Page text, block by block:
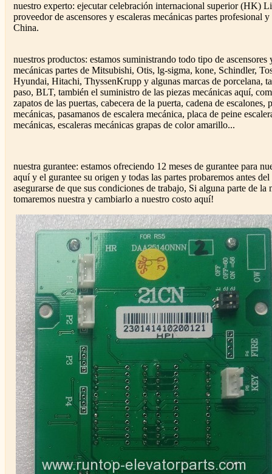
nuestro experto: ejecutar celebración internacional superior (HK)
proveedor de ascensores y escaleras mecánicas partes profesional
China.
nuestros productos: estamos suministrando todo tipo de ascensores
mecánicas partes de Mitsubishi, Otis, lg-sigma, kone, Schindler,
Hyundai, Hitachi, ThyssenKrupp y algunas marcas de porcelana,
paso, BLT, también el suministro de las piezas mecánicas aquí,
zapatos de las puertas, cabecera de la puerta, cadena de escalones,
mecánicas, pasamanos de escalera mecánica, placa de peine
mecánicas, escaleras mecánicas grapas de color amarillo...
nuestra gurantee: estamos ofreciendo 12 meses de gurantee para
aquí y el gurantee su origen y todas las partes probaremos antes del
asegurarse de que sus condiciones de trabajo, Si alguna parte de la
tomaremos nuestra y cambiarlo a nuestro costo aquí!